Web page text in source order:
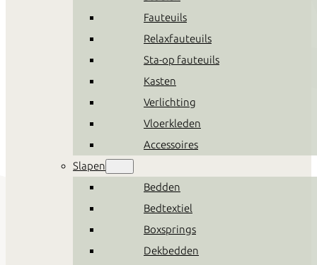
Fauteuils
Relaxfauteuils
Sta-op fauteuils
Kasten
Verlichting
Vloerkleden
Accessoires
Slapen
Bedden
Bedtextiel
Boxsprings
Dekbedden